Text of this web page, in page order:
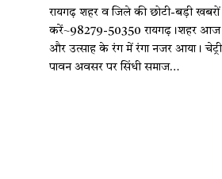
रायगढ़ शहर व जिले की छोटी-बड़ी
करें~98279-50350 रायगढ़।शहर आज
और उत्साह के रंग में रंगा नजर आया।
पावन अवसर पर सिंधी समाज…